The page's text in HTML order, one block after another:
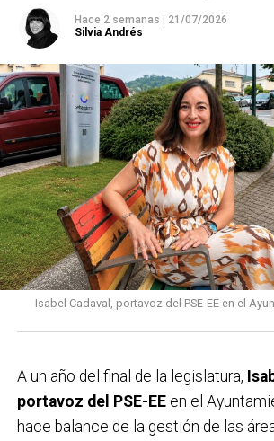
Hace 2 semanas
21/07/2026
Silvia Andrés
Isabel Cadaval, portavoz del PSE-EE en el
A un año del final de la legislatura,
portavoz del PSE-EEen el
hace balance de la gestión de las